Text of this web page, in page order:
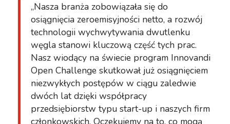
„Nasza branża zobowiązała się do
osiągnięcia zeroemisyjności netto, a rozwój
technologii wychwytywania dwutlenku
węgla stanowi kluczową część tych prac.
Nasz wiodący na świecie program Innovandi
Open Challenge skutkował już osiągnięciem
niezwykłych postępów w ciągu zaledwie
dwóch lat dzięki współpracy
przedsiębiorstw typu start-up i naszych firm
członkowskich. Oczekujemy na to, co mogą